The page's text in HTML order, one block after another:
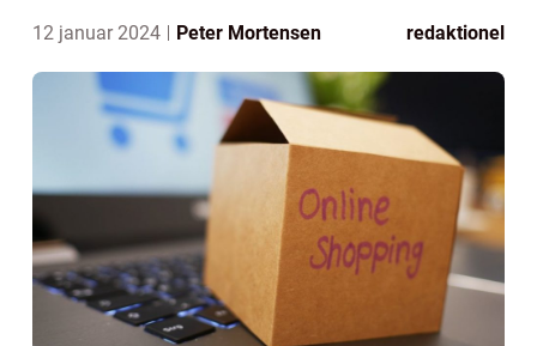
12 januar 2024 Peter Mortensen redaktionel